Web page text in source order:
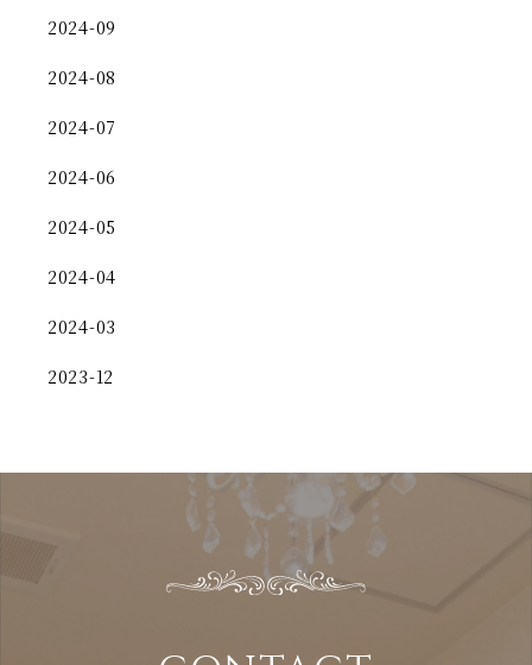
2024-09
2024-08
2024-07
2024-06
2024-05
2024-04
2024-03
2023-12